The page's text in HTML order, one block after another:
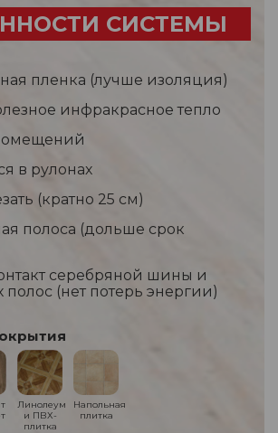
СИСТЕМЫ
пленка (лучше изоляция)
инфракрасное тепло
в рулонах
(кратно 25 см)
полоса (дольше срок
серебряной шины и
полос (нет потерь энергии)
Линолеум
и ПВХ-
плитка
Напольная
плитка